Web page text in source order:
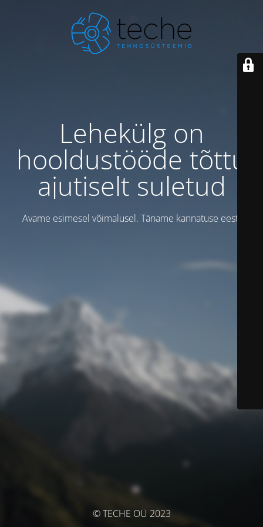
Lehekülg on
hooldustööde tõttu
ajutiselt suletud
Avame esimesel võimalusel. Täname kannatuse eest!
© TECHE OÜ 2023